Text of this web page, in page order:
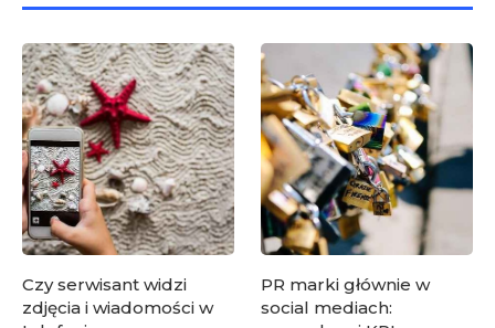
Czy serwisant widzi
zdjęcia i wiadomości w
PR marki głównie w
social mediach: